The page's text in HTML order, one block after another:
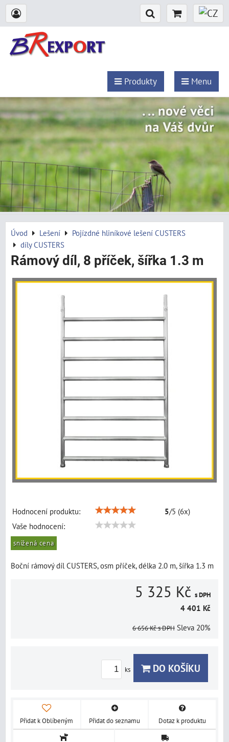
Produkty Menu
Úvod Lešení
Pojízdné hliníkové lešení CUSTERS
díly CUSTERS
Rámový díl, 8 příček, šířka 1.3 m
Hodnocení produktu: 5/5 (6x)
Vaše hodnocení:
snížená cena
Boční rámový díl CUSTERS, osm příček, délka 2.0 m, šířka 1.3 m
5 325 Kč s DPH
4 401 Kč
6 656 Kčs DPH Sleva 20%
ks DO KOŠÍKU
Přidat k Oblíbeným Přidat do seznamu Dotaz k produktu